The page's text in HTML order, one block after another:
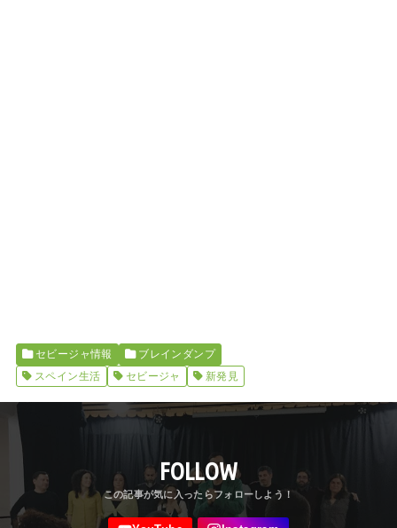
セビージャ情報
ブレインダンプ
スペイン生活
セビージャ 新発見
FOLLOW